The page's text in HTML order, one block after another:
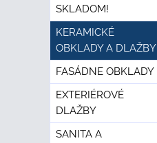
SKLADOM!
KERAMICKÉ
OBKLADY A DLAŽBY
FASÁDNE OBKLADY
EXTERIÉROVÉ
DLAŽBY
SANITA A